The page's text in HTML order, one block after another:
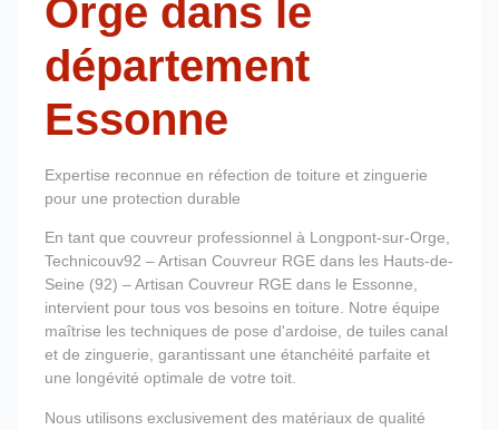
Orge dans le
département
Essonne
Expertise reconnue en réfection de toiture et zinguerie
pour une protection durable
En tant que couvreur professionnel à Longpont-sur-Orge,
Technicouv92 – Artisan Couvreur RGE dans les Hauts-de-
Seine (92) – Artisan Couvreur RGE dans le Essonne,
intervient pour tous vos besoins en toiture. Notre équipe
maîtrise les techniques de pose d'ardoise, de tuiles canal
et de zinguerie, garantissant une étanchéité parfaite et
une longévité optimale de votre toit.
Nous utilisons exclusivement des matériaux de qualité